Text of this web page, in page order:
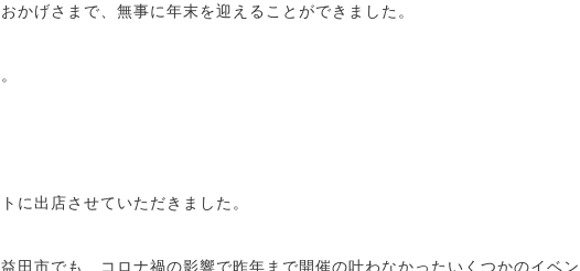
かげさまで、無事に年末を迎えることができました。
に出店させていただきました。
田市でも、コロナ禍の影響で昨年まで開催の叶わなかったいくつかのイベン